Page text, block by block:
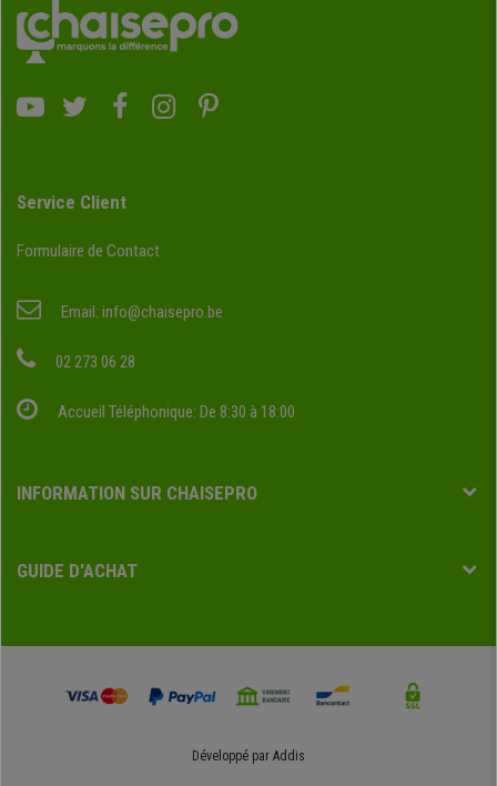
Service Client
Formulaire de Contact
Email: info@chaisepro.be
02 273 06 28
Accueil Téléphonique: De 8:30 à 18:00
INFORMATION SUR CHAISEPRO
GUIDE D'ACHAT
Développé par Addis